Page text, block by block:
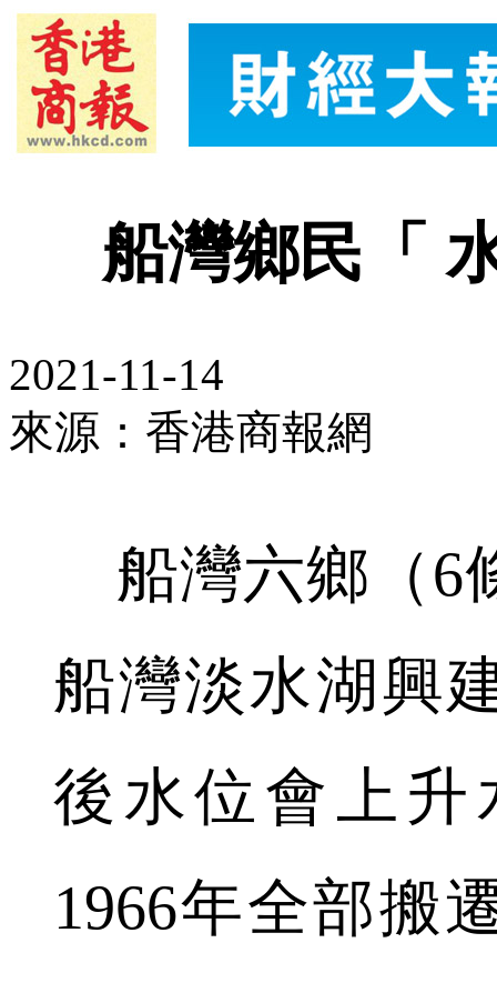
船灣鄉民「
2021-11-14
來源：香港商報網
船灣六鄉（6
船灣淡水湖興
後水位會上升
1966年全部搬